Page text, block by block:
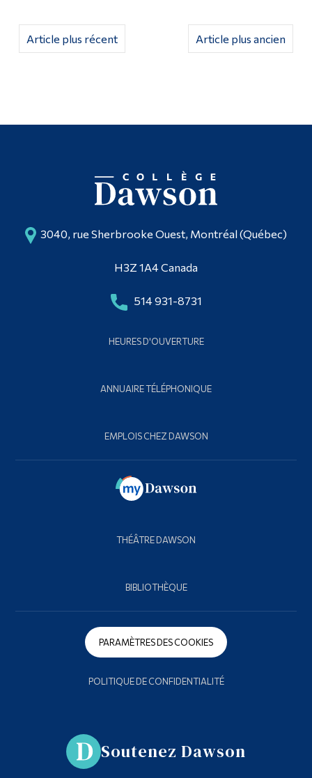
Article plus ancien
Article plus récent
3040, rue Sherbrooke Ouest, Montréal (Québec)
H3Z 1A4 Canada
514 931-8731
HEURES D'OUVERTURE
ANNUAIRE TÉLÉPHONIQUE
EMPLOIS CHEZ DAWSON
THÉÂTRE DAWSON
BIBLIOTHÈQUE
PARAMÈTRES DES COOKIES
POLITIQUE DE CONFIDENTIALITÉ
Soutenez Dawson